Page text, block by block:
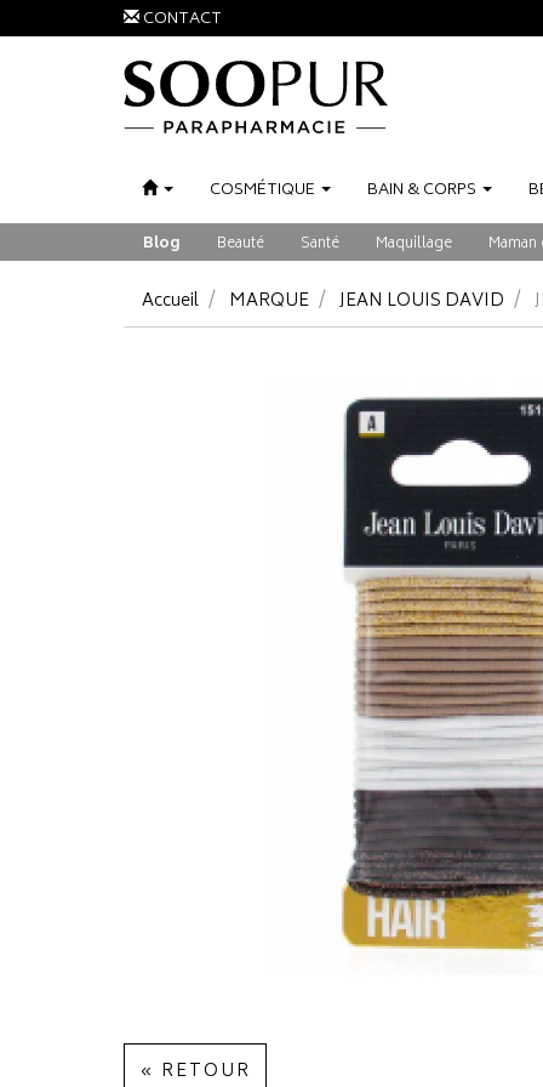
CONTACT
COSMÉTIQUE BAIN &CORPS
Blog Beauté Santé Maquillage
Accueil MARQUE JEAN LOUIS DAVID
« RETOUR